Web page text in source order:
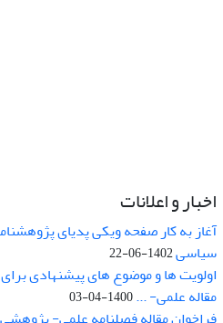
اخبار و اعلانات
آغاز به کار صفحه ویکی پدیای
سیاسی1402-06-22
اولویت ها و موضوع های پیشنهادی
مقاله علمی- ...1400-04-03